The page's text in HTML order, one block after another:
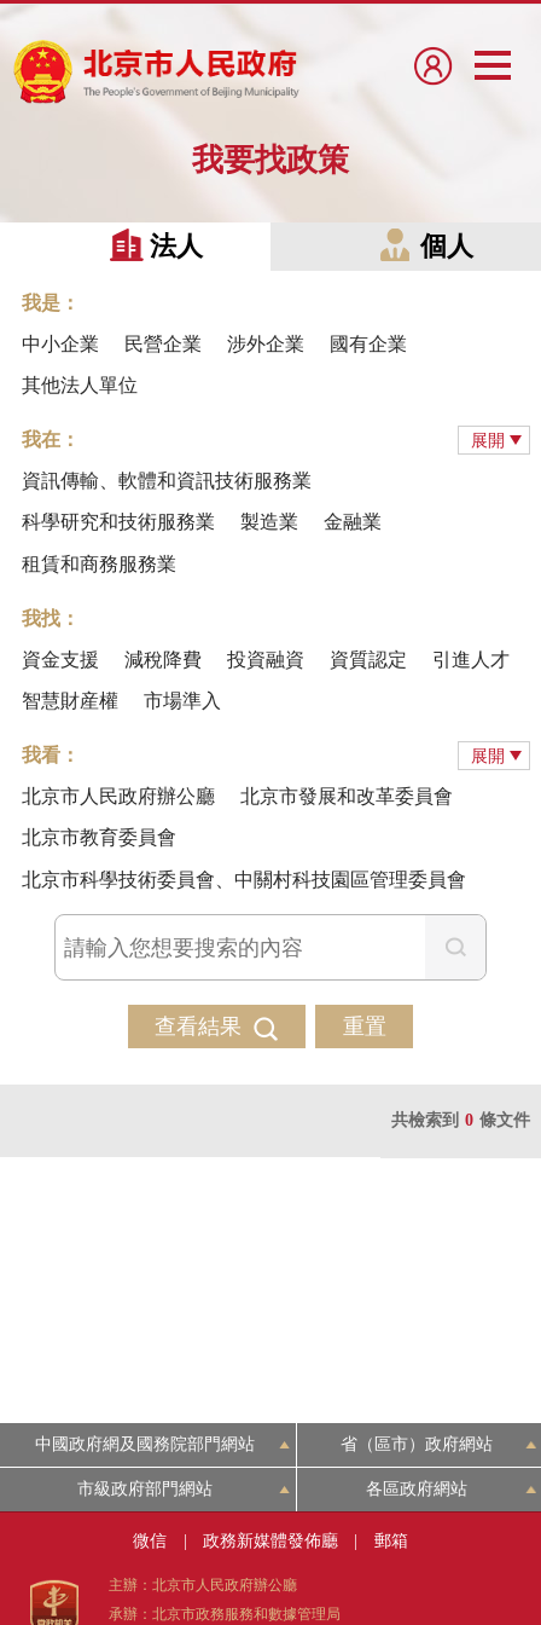
我要找政策
法人 個人
我是：
中小企業
民營企業 涉外企業 國有企業
其他法人單位
我在：
資訊傳輸、軟體和資訊技術服務業
科學研究和技術服務業 製造業 金融業
租賃和商務服務業
展開
我找：
資金支援
減稅降費 投資融資 資質認定 引進人才
智慧財産權 市場準入
我看：
北京市人民政府辦公廳
北京市發展和改革委員會
北京市教育委員會
北京市科學技術委員會、中關村科技園區管理委員會
展開
查看結果 重置
共檢索到 0 條文件
中國政府網及國務院部門網站 省（區市）政府網站
市級政府部門網站 各區政府網站
微信 政務新媒體發佈廳 郵箱
主辦：北京市人民政府辦公廳
承辦：北京市政務服務和數據管理局